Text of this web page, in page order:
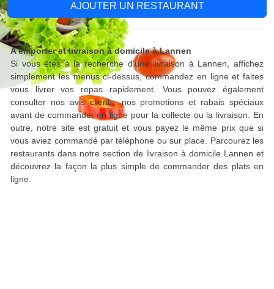
AJOUTER UN RESTAURANT
A emporter et livraison à domicile à Lannen
Si vous êtes à la recherche d'une livraison à Lannen, affichez
simplement les menus ci-dessus, commandez en ligne et faites
vous livrer vos repas rapidement. Vous pouvez également
consulter nos avis clients, nos promotions et rabais spéciaux
avant de commander en ligne pour la collecte ou la livraison. En
outre, notre site est gratuit et vous payez le même prix que si
vous aviez commandé par téléphone ou sur place. Parcourez les
restaurants dans notre section de livraison à domicile Lannen et
découvrez la façon la plus simple de commander des plats en
ligne.